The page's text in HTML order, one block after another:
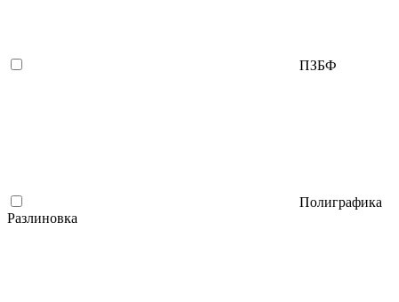
ПЗБФ
Полиграфика
Разлиновка